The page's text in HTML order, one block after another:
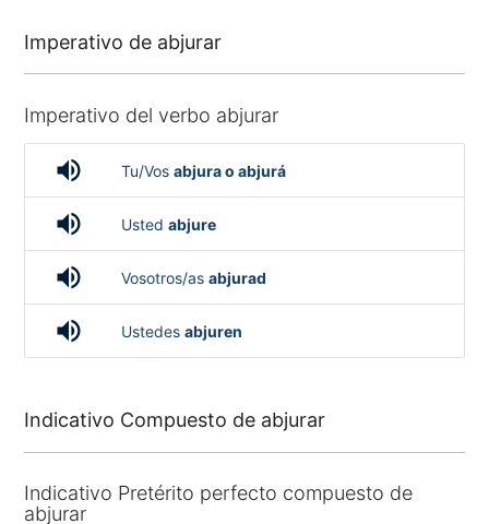
Imperativo de abjurar
Imperativo del verbo abjurar
volume_up Tu/Vos abjura o abjurá
volume_up Usted abjure
volume_up Vosotros/as abjurad
volume_up Ustedes abjuren
Indicativo Compuesto de abjurar
Indicativo Pretérito perfecto compuesto de
abjurar